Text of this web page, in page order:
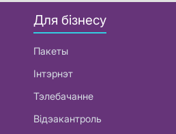
Для бізнесу
Пакеты
Інтэрнэт
Тэлебачанне
Відэакантроль